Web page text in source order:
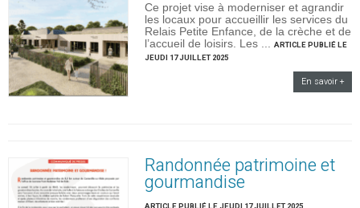
Ce projet vise à moderniser et agrandir
les locaux pour accueillir les services du
Relais Petite Enfance, de la crèche et de
l’accueil de loisirs. Les ... ARTICLE PUBLIÉ LE
JEUDI 17 JUILLET 2025
En savoir +
Randonnée patrimoine et
gourmandise